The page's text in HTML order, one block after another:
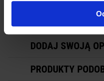
DODAJ SWOJĄ
PRODUKTY